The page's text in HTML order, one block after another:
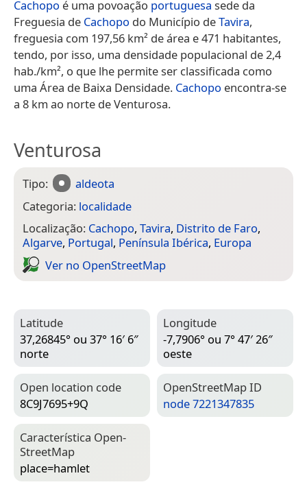
Cachopo é uma povoação portuguesa sede da
Freguesia de Cachopo do Município deTavira,
freguesia com 197,56 km² de área e 471 habitantes,
tendo, por isso, uma densidade populacional de 2,4
hab./km², o que lhe permite ser classificada como
uma Área de Baixa Densidade. Cachopo encontra-se
a 8 km ao norte de Venturosa.
Venturosa
Tipo:
aldeota
Categoria: localidade
Localização: Cachopo, Tavira, Distrito de Faro,
Algarve, Portugal, Península Ibérica, Europa
Ver no Open­Street­Map
Latitude
37,26845° ou 37° 16′ 6″
norte
Longitude
-7,7906° ou 7° 47′ 26″
oeste
Open location code
8C9J7695+9Q
Open­Street­Map ID
node 7221347835
Característica Open­
Street­Map
place=­hamlet